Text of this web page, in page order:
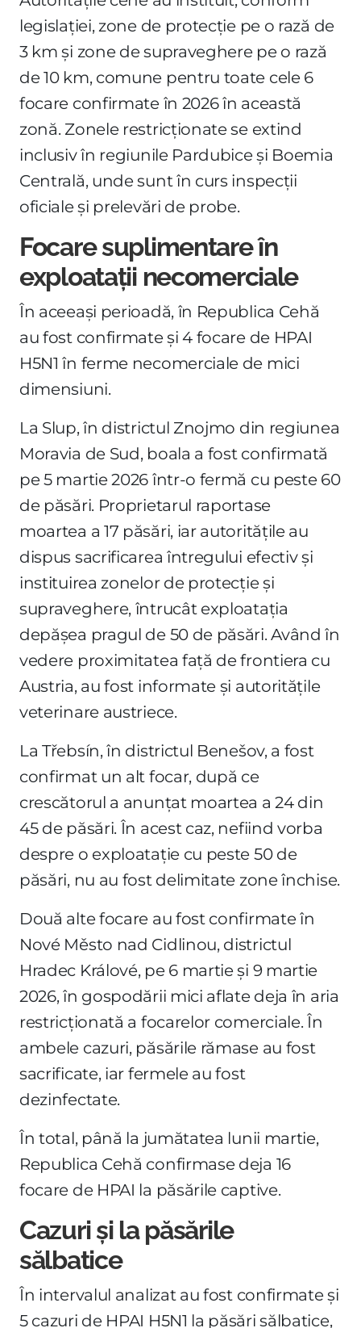
legislației, zone de protecție pe o rază de
3 km și zone de supraveghere pe o rază
de 10 km, comune pentru toate cele 6
focare confirmate în 2026 în această
zonă. Zonele restricționate se extind
inclusiv în regiunile Pardubice și Boemia
Centrală, unde sunt în curs inspecții
oficiale și prelevări de probe.
Focare suplimentare în
exploatații necomerciale
În aceeași perioadă, în Republica Cehă
au fost confirmate și 4 focare de HPAI
H5N1 în ferme necomerciale de mici
dimensiuni.
La Slup, în districtul Znojmo din regiunea
Moravia de Sud, boala a fost confirmată
pe 5 martie 2026 într-o fermă cu peste 60
de păsări. Proprietarul raportase
moartea a 17 păsări, iar autoritățile au
dispus sacrificarea întregului efectiv și
instituirea zonelor de protecție și
supraveghere, întrucât exploatația
depășea pragul de 50 de păsări. Având în
vedere proximitatea față de frontiera cu
Austria, au fost informate și autoritățile
veterinare austriece.
La Třebsín, în districtul Benešov, a fost
confirmat un alt focar, după ce
crescătorul a anunțat moartea a 24 din
45 de păsări. În acest caz, nefiind vorba
despre o exploatație cu peste 50 de
păsări, nu au fost delimitate zone închise.
Două alte focare au fost confirmate în
Nové Město nad Cidlinou, districtul
Hradec Králové, pe 6 martie și 9 martie
2026, în gospodării mici aflate deja în aria
restricționată a focarelor comerciale. În
ambele cazuri, păsările rămase au fost
sacrificate, iar fermele au fost
dezinfectate.
În total, până la jumătatea lunii martie,
Republica Cehă confirmase deja 16
focare de HPAI la păsările captive.
Cazuri și la păsările
sălbatice
În intervalul analizat au fost confirmate și
5 cazuri de HPAI H5N1 la păsări sălbatice,